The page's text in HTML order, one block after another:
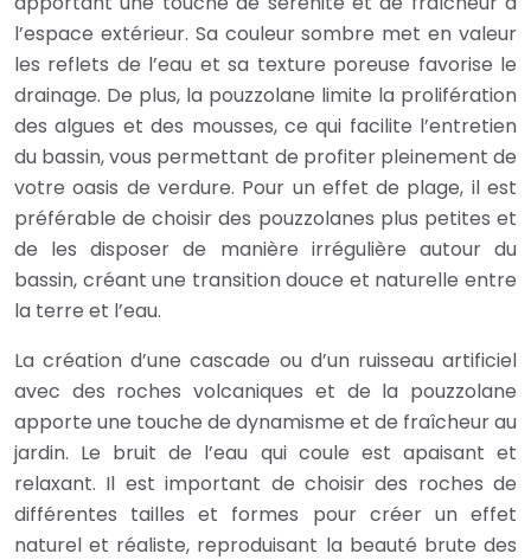
l’espace extérieur. Sa couleur sombre met en valeur
les reflets de l’eau et sa texture poreuse favorise le
drainage. De plus, la pouzzolane limite la prolifération
des algues et des mousses, ce qui facilite l’entretien
du bassin, vous permettant de profiter pleinement de
votre oasis de verdure. Pour un effet de plage, il est
préférable de choisir des pouzzolanes plus petites et
de les disposer de manière irrégulière autour du
bassin, créant une transition douce et naturelle entre
la terre et l’eau.
La création d’une cascade ou d’un ruisseau artificiel
avec des roches volcaniques et de la pouzzolane
apporte une touche de dynamisme et de fraîcheur au
jardin. Le bruit de l’eau qui coule est apaisant et
relaxant. Il est important de choisir des roches de
différentes tailles et formes pour créer un effet
naturel et réaliste, reproduisant la beauté brute des